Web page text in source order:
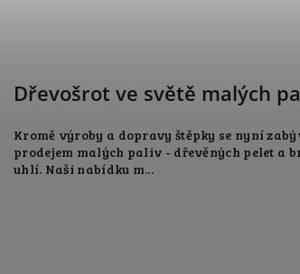
Dřevošrot ve světě malých
Kromě výroby a dopravy štěpky se nyní
prodejem malých paliv - dřevěných pelet a
uhlí. Naši nabídku m...